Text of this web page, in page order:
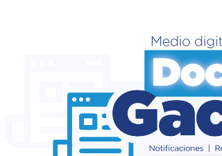
Accesibilidad